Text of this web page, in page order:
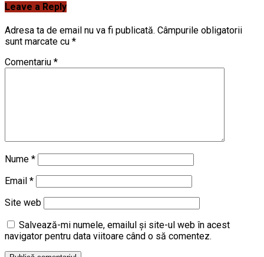
Leave a Reply
Adresa ta de email nu va fi publicată. Câmpurile obligatorii
sunt marcate cu *
Comentariu *
Nume *
Email *
Site web
Salvează-mi numele, emailul și site-ul web în acest
navigator pentru data viitoare când o să comentez.